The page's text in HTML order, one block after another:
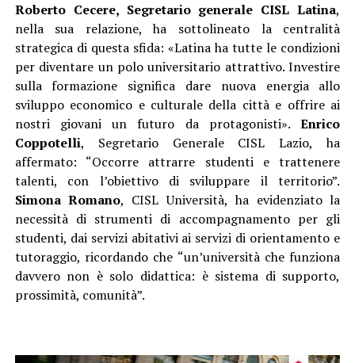
Roberto Cecere, Segretario generale CISL Latina,
nella sua relazione, ha sottolineato la centralità
strategica di questa sfida: «Latina ha tutte le condizioni
per diventare un polo universitario attrattivo. Investire
sulla formazione significa dare nuova energia allo
sviluppo economico e culturale della città e offrire ai
nostri giovani un futuro da protagonisti».Enrico
Coppotelli, Segretario Generale CISL Lazio, ha
affermato: “Occorre attrarre studenti e trattenere
talenti, con l’obiettivo di sviluppare il territorio”.
Simona Romano, CISL Università, ha evidenziato la
necessità di strumenti di accompagnamento per gli
studenti, dai servizi abitativi ai servizi di orientamento e
tutoraggio, ricordando che “un’università che funziona
davvero non è solo didattica: è sistema di supporto,
prossimità, comunità”.